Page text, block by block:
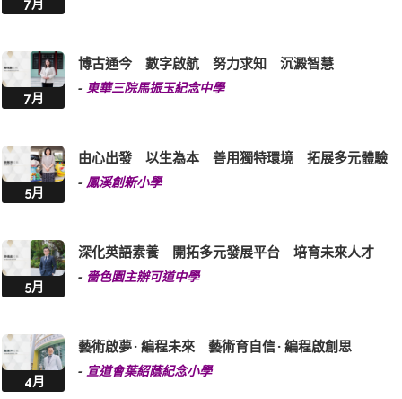
7月
7月
博古通今 數字啟航 努力求知 沉澱智慧
- 東華三院馬振玉紀念中學
5月
由心出發 以生為本 善用獨特環境 拓展多元體驗
- 鳳溪創新小學
5月
深化英語素養 開拓多元發展平台 培育未來人才
- 嗇色園主辦可道中學
4月
藝術啟夢 · 編程未來 藝術育自信 · 編程啟創思
- 宣道會葉紹蔭紀念小學